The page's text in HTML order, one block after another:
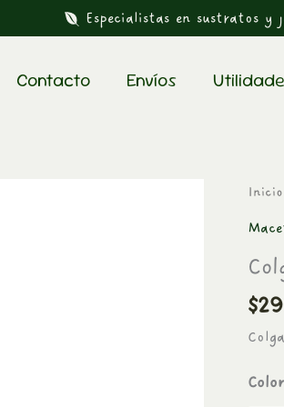
Especialistas en sustratos y
Contacto Envíos
Inicio
$
Color
de